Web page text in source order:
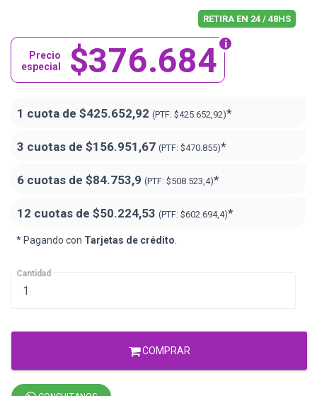
RETIRA EN 24 / 48HS
$376.684
Precio
especial
1 cuota de $425.652,92 (PTF: $425.652,92)*
3 cuotas de $156.951,67 (PTF: $470.855)*
6 cuotas de $84.753,9 (PTF: $508.523,4)*
12 cuotas de $50.224,53 (PTF: $602.694,4)*
* Pagando con Tarjetas de crédito.
Cantidad
COMPRAR